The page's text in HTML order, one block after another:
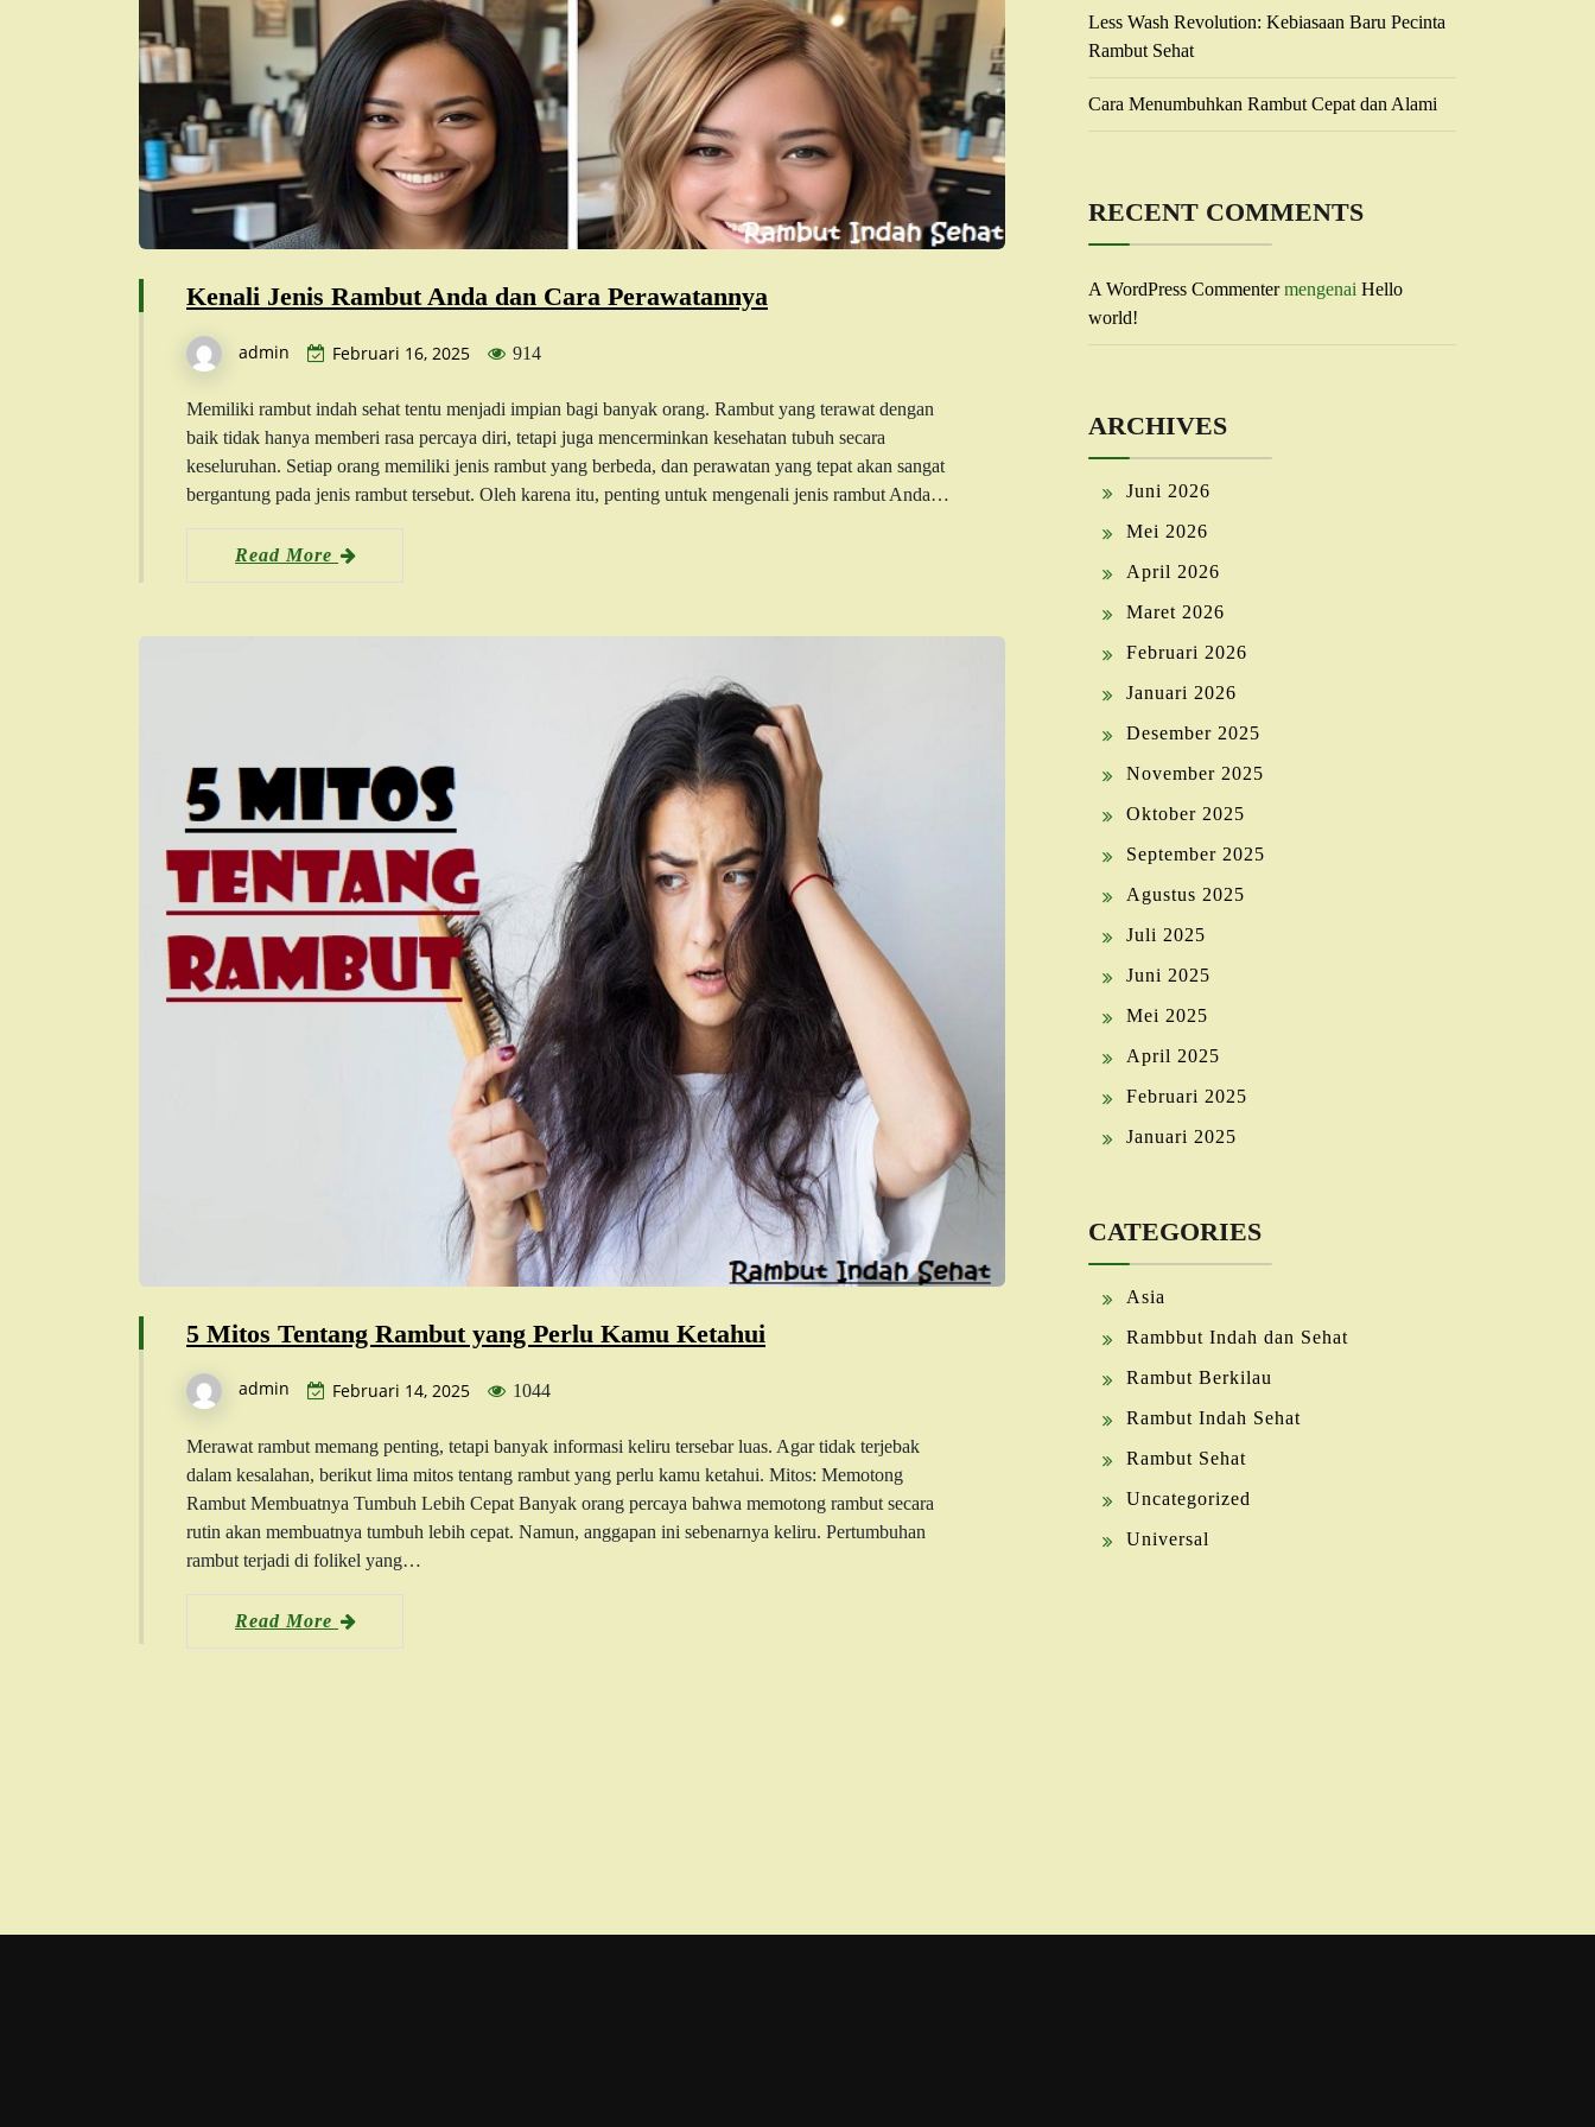
Kenali Jenis Rambut Anda dan Cara Perawatannya
admin Februari 16, 2025 914
Memiliki rambut indah sehat tentu menjadi impian bagi banyak orang. Rambut yang terawat dengan
baik tidak hanya memberi rasa percaya diri, tetapi juga mencerminkan kesehatan tubuh secara
keseluruhan. Setiap orang memiliki jenis rambut yang berbeda, dan perawatan yang tepat akan sangat
bergantung pada jenis rambut tersebut. Oleh karena itu, penting untuk mengenali jenis rambut Anda…
Read More
5 Mitos Tentang Rambut yang Perlu Kamu Ketahui
admin Februari 14, 2025 1044
Merawat rambut memang penting, tetapi banyak informasi keliru tersebar luas. Agar tidak terjebak
dalam kesalahan, berikut lima mitos tentang rambut yang perlu kamu ketahui. Mitos: Memotong
Rambut Membuatnya Tumbuh Lebih Cepat Banyak orang percaya bahwa memotong rambut secara
rutin akan membuatnya tumbuh lebih cepat. Namun, anggapan ini sebenarnya keliru. Pertumbuhan
rambut terjadi di folikel yang…
Read More
Less Wash Revolution: Kebiasaan Baru Pecinta
Rambut Sehat
Cara Menumbuhkan Rambut Cepat dan Alami
RECENT COMMENTS
A WordPress Commentermengenai Hello
world!
ARCHIVES
Juni 2026
Mei 2026
April 2026
Maret 2026
Februari 2026
Januari 2026
Desember 2025
November 2025
Oktober 2025
September 2025
Agustus 2025
Juli 2025
Juni 2025
Mei 2025
April 2025
Februari 2025
Januari 2025
CATEGORIES
Asia
Rambbut Indah dan Sehat
Rambut Berkilau
Rambut Indah Sehat
Rambut Sehat
Uncategorized
Universal